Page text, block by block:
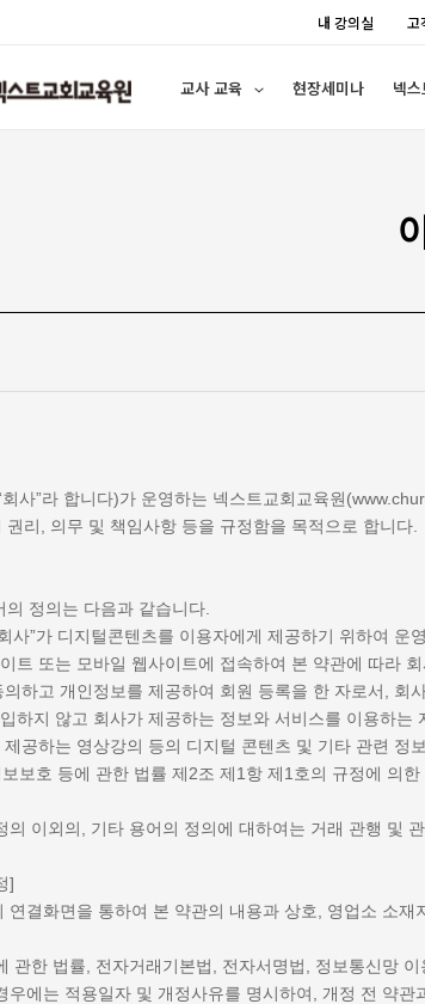
내 강의실 고
교사 교육 현장세미나 넥
사”라 합니다)가 운영하는 넥스트교회교육원
리, 의무 및 책임사항 등을 규정함을 목적으로 합니다.
정의는 다음과 같습니다.
회사”가 디지털콘텐츠를 이용자에게 제공하기 위하여
트 또는 모바일 웹사이트에 접속하여 본 약관에 따라
의하고 개인정보를 제공하여 회원 등록을 한 자로서,
하지 않고 회사가 제공하는 정보와 서비스를 이용하는
제공하는 영상강의 등의 디지털 콘텐츠 및 기타 관련
보호 등에 관한 법률 제2조 제1항 제1호의 규정에 의
의 이외의, 기타 용어의 정의에 대하여는 거래 관행 및
]
연결화면을 통하여 본 약관의 내용과 상호, 영업소 소
관한 법률, 전자거래기본법, 전자서명법, 정보통신망
우에는 적용일자 및 개정사유를 명시하여, 개정 전 약